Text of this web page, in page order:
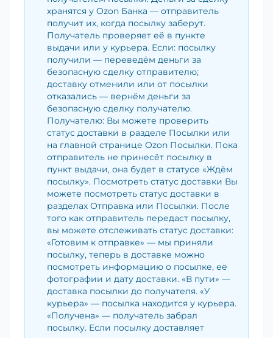
хранятся у Ozon Банка — отправитель
получит их, когда посылку заберут.
Получатель проверяет её в пункте
выдачи или у курьера. Если: посылку
получили — переведём деньги за
безопасную сделку отправителю;
доставку отменили или от посылки
отказались — вернём деньги за
безопасную сделку получателю.
Получателю: Вы можете проверить
статус доставки в разделе Посылки или
на главной странице Ozon Посылки. Пока
отправитель не принесёт посылку в
пункт выдачи, она будет в статусе «Ждём
посылку». Посмотреть статус доставки Вы
можете посмотреть статус доставки в
разделах Отправка или Посылки. После
того как отправитель передаст посылку,
вы можете отслеживать статус доставки:
«Готовим к отправке» — мы приняли
посылку, теперь в доставке можно
посмотреть информацию о посылке, её
фотографии и дату доставки. «В пути» —
доставка посылки до получателя. «У
курьера» — посылка находится у курьера.
«Получена» — получатель забрал
посылку. Если посылку доставляет